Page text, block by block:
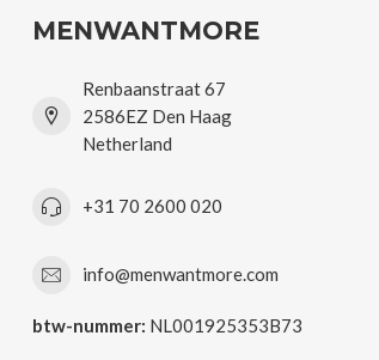
MENWANTMORE
Renbaanstraat 67
2586EZ Den Haag
Netherland
+31 70 2600 020
info@menwantmore.com
btw-nummer: NL001925353B73